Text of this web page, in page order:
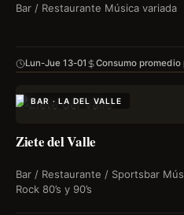
Bar / Restaurante Música variada
Lun-Jue 13-01 Consumo promedio
BAR · LA DEL VALLE
Ziete del Valle
Bar / Restaurante / Sportsbar
Rock 80’s y 90’s